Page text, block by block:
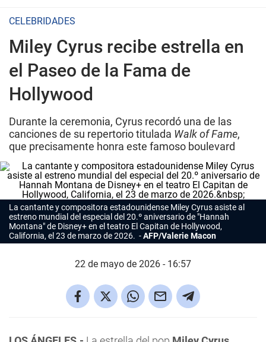
CELEBRIDADES
Miley Cyrus recibe estrella en
el Paseo de la Fama de
Hollywood
Durante la ceremonia, Cyrus recordó una de las
canciones de su repertorio titulada Walk of Fame,
que precisamente honra este famoso boulevard
La cantante y compositora estadounidense Miley Cyrus asiste al
estreno mundial del especial del 20.º aniversario de "Hannah
Montana" de Disney+ en el teatro El Capitan de Hollywood,
California, el 23 de marzo de 2026.
AFP/Valerie Macon
22 de mayo de 2026 - 16:57